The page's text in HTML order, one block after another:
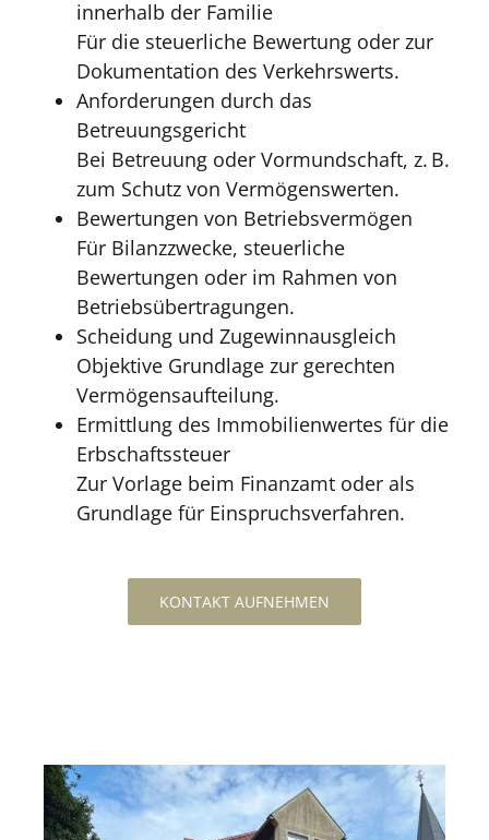
innerhalb der Familie
Für die steuerliche Bewertung oder zur
Dokumentation des Verkehrswerts.
Anforderungen durch das
Betreuungsgericht
Bei Betreuung oder Vormundschaft, z. B.
zum Schutz von Vermögenswerten.
Bewertungen von Betriebsvermögen
Für Bilanzzwecke, steuerliche
Bewertungen oder im Rahmen von
Betriebsübertragungen.
Scheidung und Zugewinnausgleich
Objektive Grundlage zur gerechten
Vermögensaufteilung.
Ermittlung des Immobilienwertes für die
Erbschaftssteuer
Zur Vorlage beim Finanzamt oder als
Grundlage für Einspruchsverfahren.
KONTAKT AUFNEHMEN